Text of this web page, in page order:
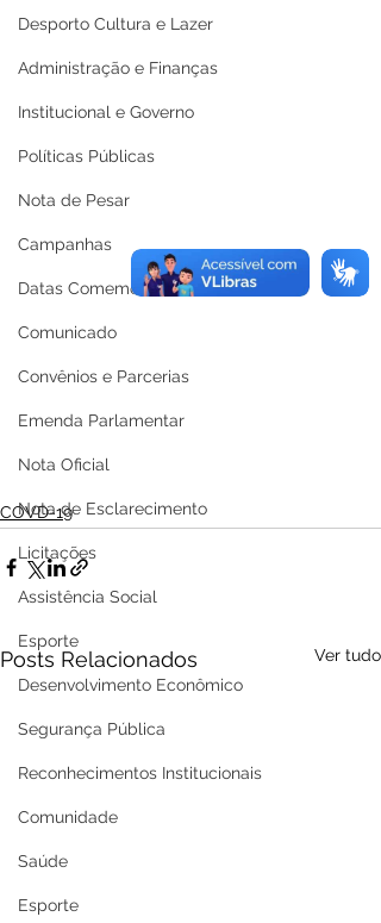
Desporto Cultura e Lazer
Administração e Finanças
Institucional e Governo
Políticas Públicas
Nota de Pesar
Campanhas
Datas Comemorativas
Comunicado
Convênios e Parcerias
Emenda Parlamentar
Nota Oficial
Nota de Esclarecimento
Licitações
Assistência Social
Esporte
Desenvolvimento Econômico
Segurança Pública
Reconhecimentos Institucionais
Comunidade
Saúde
Esporte
COVD-19
Posts Relacionados Ver tudo